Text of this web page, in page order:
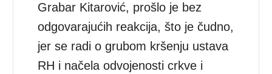
Grabar Kitarović, prošlo je bez
odgovarajućih reakcija, što je čudno,
jer se radi o grubom kršenju ustava
RH i načela odvojenosti crkve i